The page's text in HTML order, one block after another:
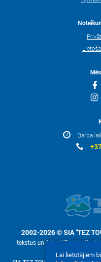
Darba
2002-2026 © SIA "TEZ
tekstus un fotoattēlus ir
rakstisku
Lai lietotājiem